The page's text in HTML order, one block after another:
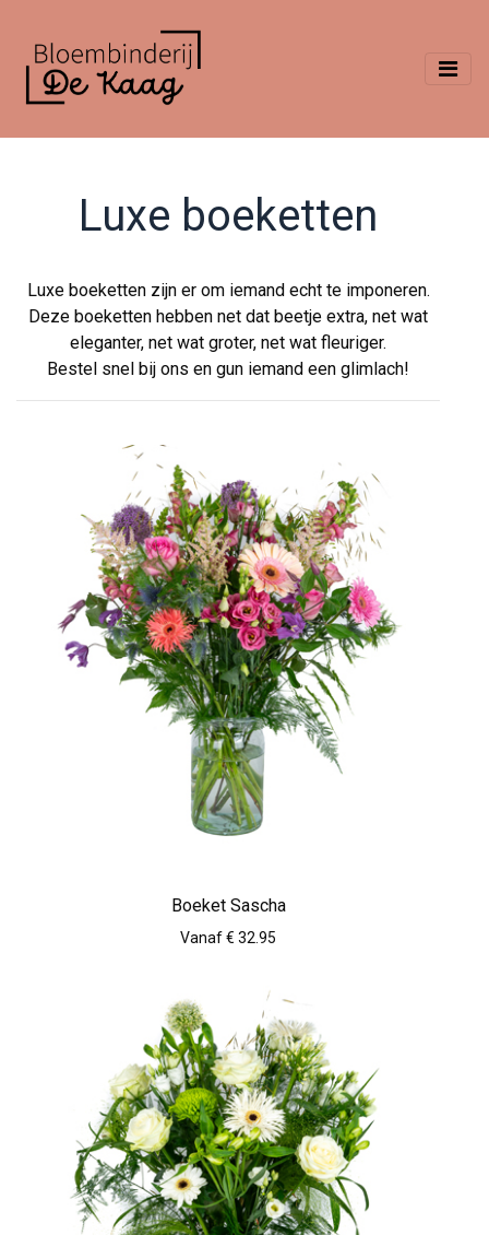
Luxe boeketten
Luxe boeketten zijn er om iemand echt te imponeren.
Deze boeketten hebben net dat beetje extra, net wat
eleganter, net wat groter, net wat fleuriger.
Bestel snel bij ons en gun iemand een glimlach!
Boeket Sascha
Vanaf € 32.95